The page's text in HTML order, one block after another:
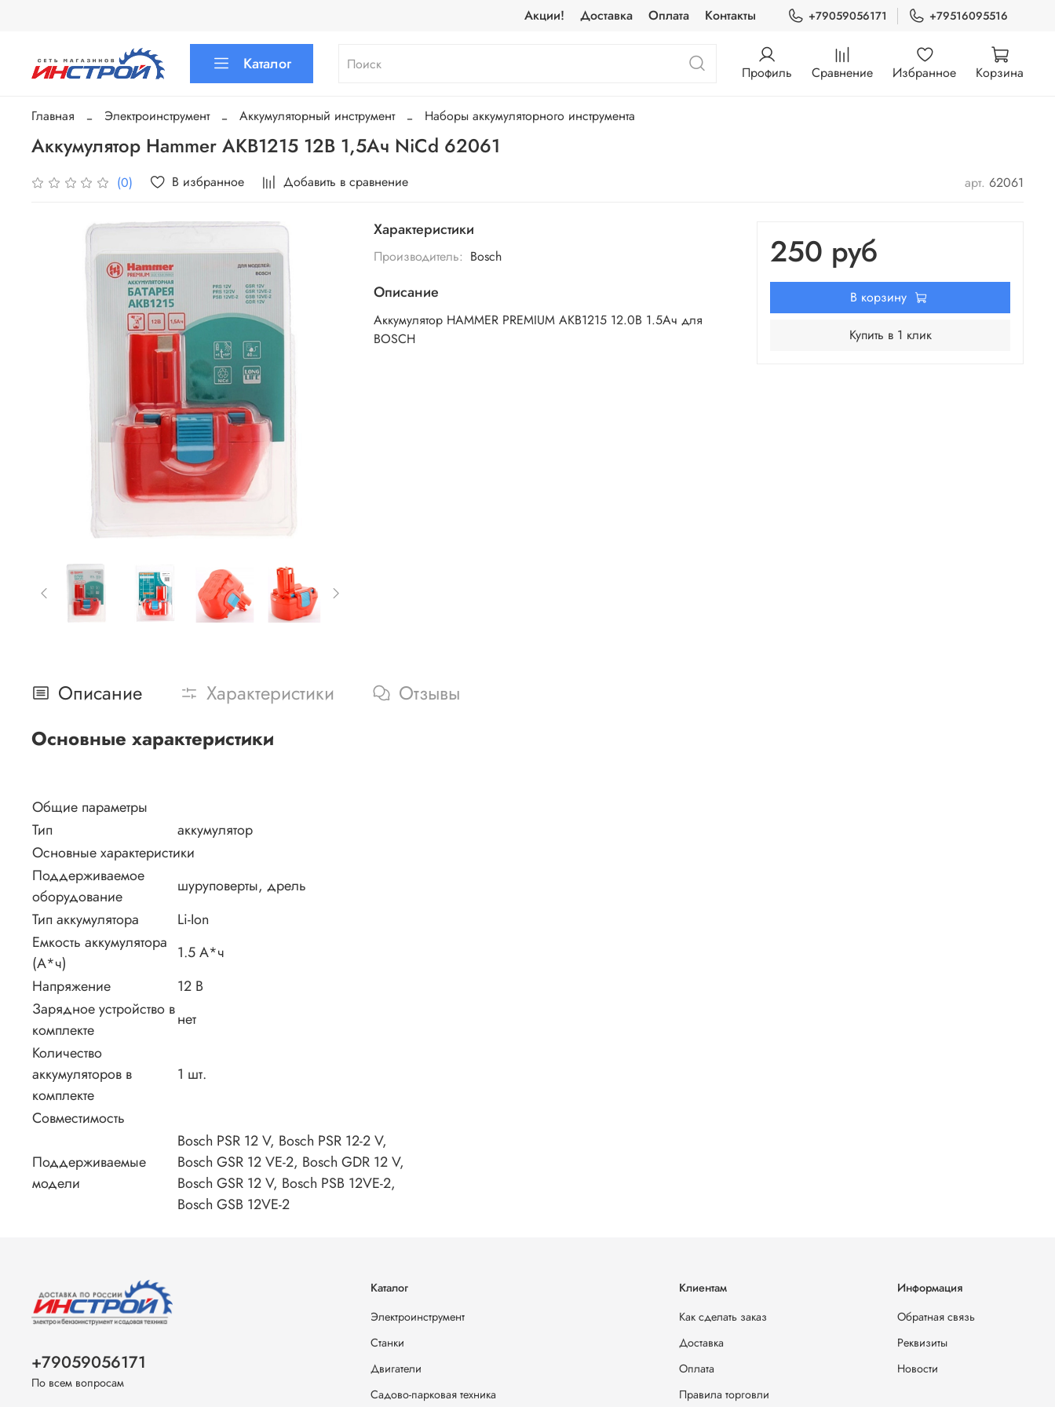
Акции! Доставка Оплата Контакты +79059056171 +79516095516
Каталог Профиль Сравнение Избранное Корзина
Главная Электроинструмент Аккумуляторный инструмент Наборы аккумуляторного инструмента
Аккумулятор Hammer AKB1215 12В 1,5Ач NiCd 62061
(0) В избранное Добавить в сравнение арт. 62061
Характеристики
Производитель: Bosch
Описание
Аккумулятор HAMMER PREMIUM AKB1215 12.0В 1.5Ач для
BOSCH
250 руб
В корзину
Купить в 1 клик
Описание Характеристики
Отзывы
Основные характеристики
Общие параметры
Тип
аккумулятор
Основные характеристики
Поддерживаемое
оборудование
шуруповерты, дрель
Тип аккумулятора
Li-Ion
Емкость аккумулятора
(А*ч)
1.5 А*ч
Напряжение
12 В
Зарядное устройство в
комплекте
нет
Количество
аккумуляторов в
комплекте
1 шт.
Совместимость
Поддерживаемые
модели
Bosch PSR 12 V, Bosch PSR 12-2 V,
Bosch GSR 12 VE-2, Bosch GDR 12 V,
Bosch GSR 12 V, Bosch PSB 12VE-2,
Bosch GSB 12VE-2
Каталог
Электроинструмент
Станки
Двигатели
Садово-парковая техника
Клиентам
Как сделать заказ
Доставка
Оплата
Правила торговли
Информация
Обратная связь
Реквизиты
Новости
+79059056171
По всем вопросам